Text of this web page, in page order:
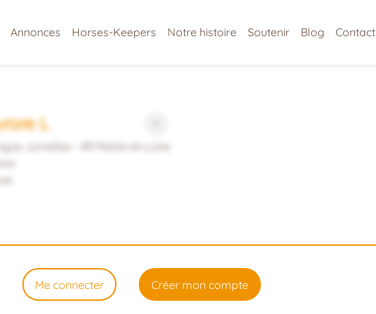
Annonces Horses-Keepers Notre histoire Soutenir Blog Contact
L
Jumelles - 49 Maine-et-Loire
Me connecter Créer mon compte